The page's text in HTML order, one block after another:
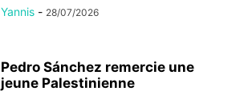
Yannis - 28/07/2026
Pedro Sánchez remercie une
jeune Palestinienne